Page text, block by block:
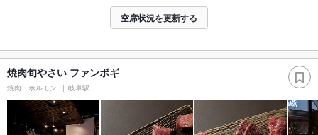
空席状況を更新する
焼肉旬やさい ファンボギ
焼肉・ホルモン 岐阜駅